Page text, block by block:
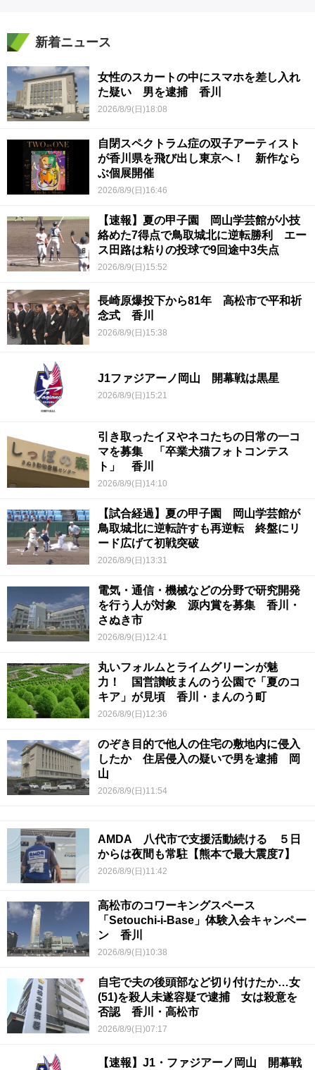
新着ニュース
女性のスカートの中にスマホを差し入れ
た疑い 男を逮捕 香川
2026/8/9(日)18:08
自閉スペクトラム症の双子アーティスト
が香川県を飛び出し東京へ！ 新作なら
ぶ個展開催
2026/8/9(日)16:46
【速報】夏の甲子園 岡山学芸館が小技
絡めた7得点で鳥取城北に逆転勝利 エー
ス田路は粘りの投球で9回途中3失点
2026/8/9(日)15:52
長崎原爆投下から81年 高松市で平和祈
念式 香川
2026/8/9(日)15:38
J1ファジアーノ岡山 開幕戦は黒星
2026/8/9(日)15:21
引き取ったイヌやネコたちの日常の一コ
マを募集 「卒業犬猫フォトコンテス
ト」 香川
2026/8/9(日)14:10
【試合経過】夏の甲子園 岡山学芸館が
鳥取城北に逆転許すも再逆転 終盤にリ
ード広げて初戦突破
2026/8/9(日)13:31
電気・通信・機械などの分野で研究開発
を行う人が対象 源内賞を募集 香川・
さぬき市
2026/8/9(日)12:41
丸いフォルムとライムグリーンが魅
力！ 国営讃岐まんのう公園で「夏のコ
キア」が見頃 香川・まんのう町
2026/8/9(日)12:36
のぞき目的で他人の住宅の敷地内に侵入
したか 住居侵入の疑いで男を逮捕 岡
山
2026/8/9(日)11:54
AMDA 八代市で支援活動続ける ５日
からは夜間も常駐【熊本で最大震度7】
2026/8/9(日)11:42
高松市のコワーキングスペース
「Setouchi-i-Base」体験入会キャンペー
ン 香川
2026/8/9(日)10:38
自宅で夫の後頭部など切り付けたか…女
(51)を殺人未遂容疑で逮捕 女は殺意を
否認 香川・高松市
2026/8/9(日)07:17
【速報】J1・ファジアーノ岡山 開幕戦